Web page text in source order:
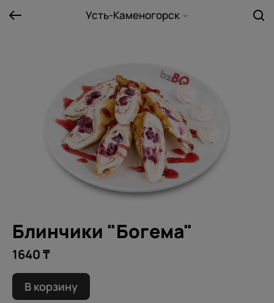
Усть-Каменогорск
Блинчики "Богема"
1640 ₸
В корзину